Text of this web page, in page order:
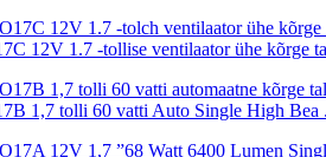
12V 1.7 -tollise ventilaator ühe kõrge
1,7 tolli 60 vatti Auto Single High Bea